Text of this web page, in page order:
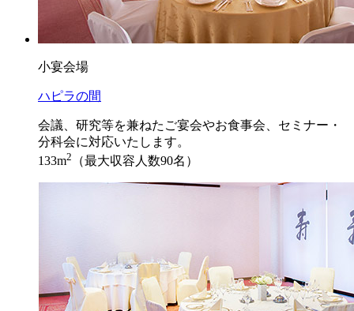
小宴会場
ハピラの間
会議、研究等を兼ねたご宴会やお食事会、セミナー・
分科会に対応いたします。
133m2 （最大収容人数90名）